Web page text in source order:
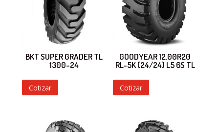
BKT SUPER GRADER TL
1300-24
Cotizar
GOODYEAR 12.00R20
RL-5K (24/24) L5 6S TL
Cotizar